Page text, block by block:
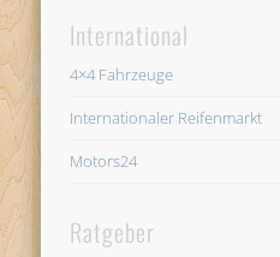
International
4×4 Fahrzeuge
Internationaler Reifenmarkt
Motors24
Ratgeber